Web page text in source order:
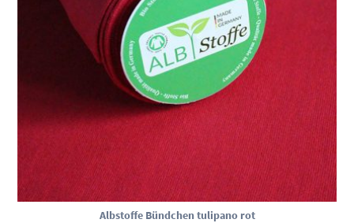
Albstoffe Bündchen tulipano rot